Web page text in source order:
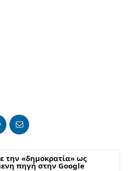
την «δημοκρατία» ως
πηγή στην Google